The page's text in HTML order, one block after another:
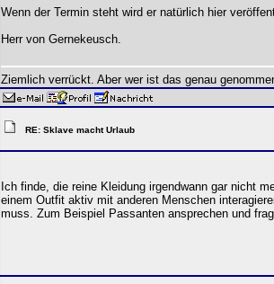
Wenn der Termin steht wird er natürlich hier
Herr von Gernekeusch.
Ziemlich verrückt. Aber wer ist das genau
RE: Sklave macht Urlaub
Ich finde, die reine Kleidung irgendwann gar nicht
einem Outfit aktiv mit anderen Menschen
muss. Zum Beispiel Passanten ansprechen und